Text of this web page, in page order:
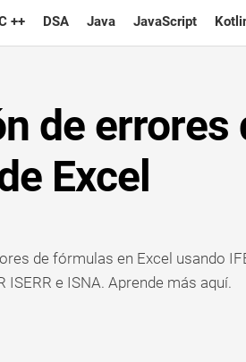
++ DSA Java JavaScript
de errores
Excel
de fórmulas en Excel usando
ISERR e ISNA. Aprende más aquí.